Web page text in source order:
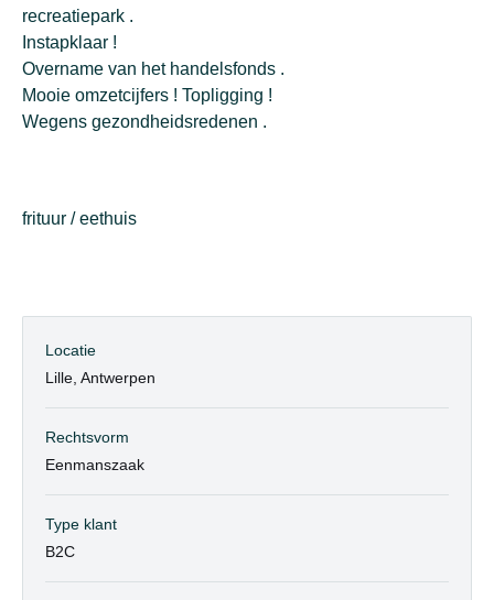
recreatiepark .
Instapklaar !
Overname van het handelsfonds .
Mooie omzetcijfers ! Topligging !
Wegens gezondheidsredenen .
frituur / eethuis
Locatie
Lille, Antwerpen
Rechtsvorm
Eenmanszaak
Type klant
B2C